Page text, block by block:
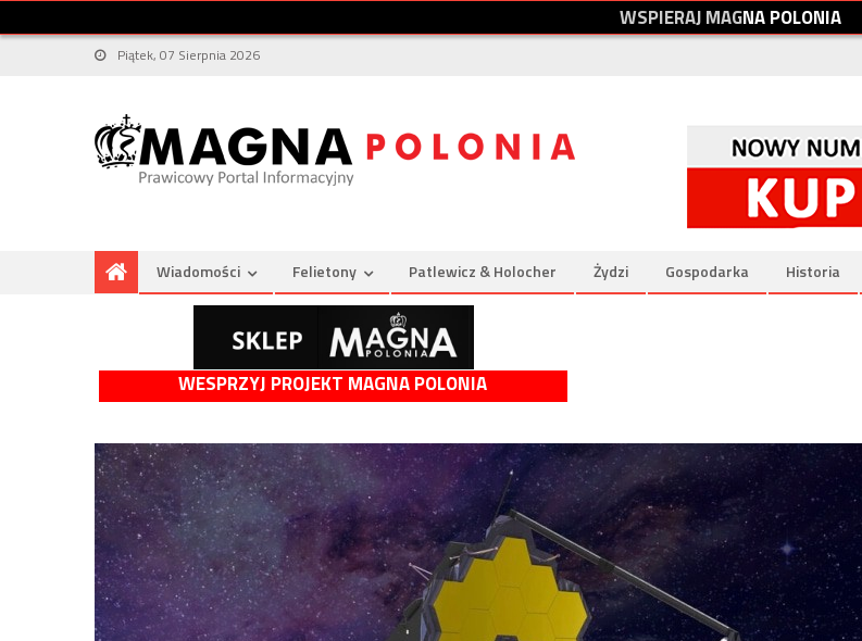
WSPIERAJMAGNAPOLONIA
Piątek, 07 Sierpnia 2026
Wiadomości Felietony Patlewicz & Holocher Żydzi Gospodarka Historia
WESPRZYJ PROJEKT MAGNA POLONIA